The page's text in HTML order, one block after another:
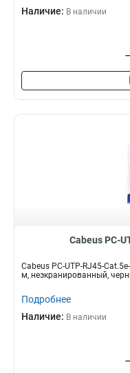
Наличие: В наличии
Cabeus PC-
Cabeus PC-UTP-RJ45-
м, неэкранированный,
Подробнее
Наличие: В наличии